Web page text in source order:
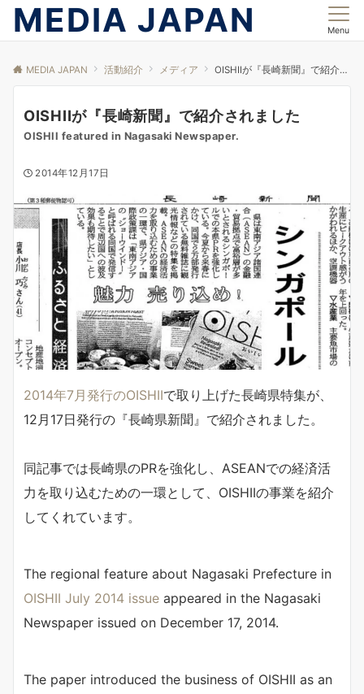
MEDIA JAPAN Menu
MEDIA JAPAN 活動紹介 メディア OISHIIが『長崎新聞』で紹介されました
OISHIIが『長崎新聞』で紹介されました
OISHII featured in Nagasaki Newspaper.
2014年12月17日
2014年7月発行のOISHIIで取り上げた長崎県特集が、
12月17日発行の『長崎県新聞』で紹介されました。
同記事では長崎県のPRを強化し、ASEANでの経済活
力を取り込むための一環として、OISHIIの事業を紹介
してくれています。
The regional feature about Nagasaki Prefecture in
OISHII July 2014 issue appeared in the Nagasaki
Newspaper issued on December 17, 2014.
The paper introduced the business of OISHII as an